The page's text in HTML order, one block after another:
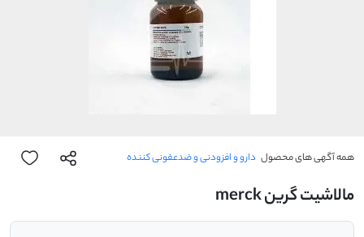
همه آگهی های محصول دارو و افزودنی و ضدعفونی کننده
مالاشیت گرین merck